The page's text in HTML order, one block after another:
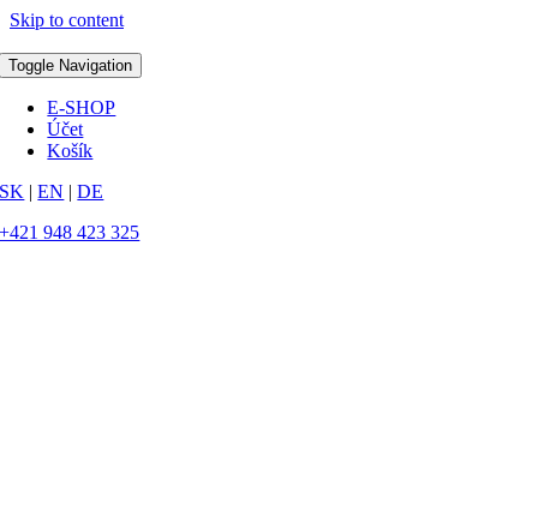
Skip to content
Toggle Navigation
E-SHOP
Účet
Košík
SK |EN |DE
+421 948 423 325